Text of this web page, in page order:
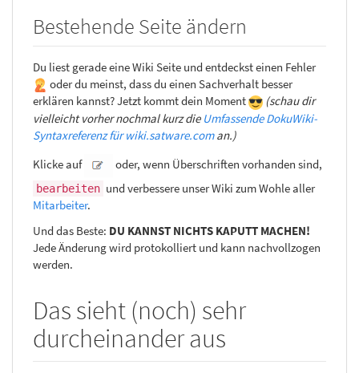
Bestehende Seite ändern
Du liest gerade eine Wiki Seite und entdeckst einen Fehler
oder du meinst, dass du einen Sachverhalt besser
erklären kannst? Jetzt kommt dein Moment
(schau dir
vielleicht vorher nochmal kurz die Umfassende DokuWiki-
Syntaxreferenz für wiki.satware.coman.)
Klicke auf
oder, wenn Überschriften vorhanden sind,
bearbeiten und verbessere unser Wiki zum Wohle aller
Mitarbeiter.
Und das Beste: DU KANNST NICHTS KAPUTT MACHEN!
Jede Änderung wird protokolliert und kann nachvollzogen
werden.
Das sieht (noch) sehr
durcheinander aus